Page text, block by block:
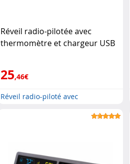
Réveil radio-pilotée avec
thermomètre et chargeur USB
25,46€
Réveil radio-piloté avec